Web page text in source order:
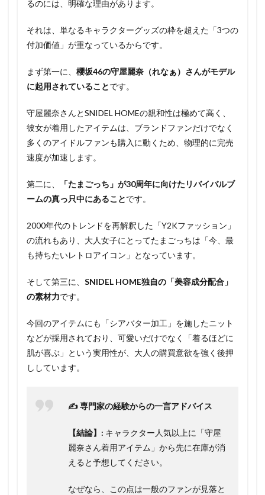
るのには、明確な理由があります。
それは、単なるキャラクターグッズの枠を超えた「3つの
付加価値」が重なっているからです。
まず第一に、 櫻坂46の守屋麗奈（れなぁ）さんがモデル
に起用されていることです。
守屋麗奈さんとSNIDEL HOMEの親和性は極めて高く、
彼女が着用したアイテムは、ブランドファンだけでなく
多くのアイドルファンも購入に動くため、物理的に完売
速度が加速します。
第二に、
「たまごっち」が30周年に向けたリバイバルブ
ームの真っ只中にあることです。
2000年代のトレンドを再解釈した「Y2Kファッション」
の流れもあり、大人女子にとってたまごっちは「今、最
も持ちたいレトロアイコン」となっています。
そして第三に、 SNIDEL HOME独自の「美容成分配合」
の素材力です。
今回のアイテムにも「シアバター加工」を施したニット
などが採用されており、可愛いだけでなく「着るほどに
肌が喜ぶ」という実用性が、大人の購買意欲を強く後押
ししています。
✍️ 専門家の経験からの一言アドバイス
【結論】: キャラクター人気以上に「守屋
麗奈さん着用アイテム」から先に在庫が消
えると予想してください。
なぜなら、この点は一般のファンが見落と